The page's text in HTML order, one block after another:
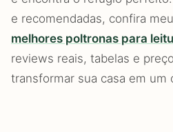
e recomendadas, confira
melhores poltronas para
reviews reais, tabelas e
transformar sua casa em um